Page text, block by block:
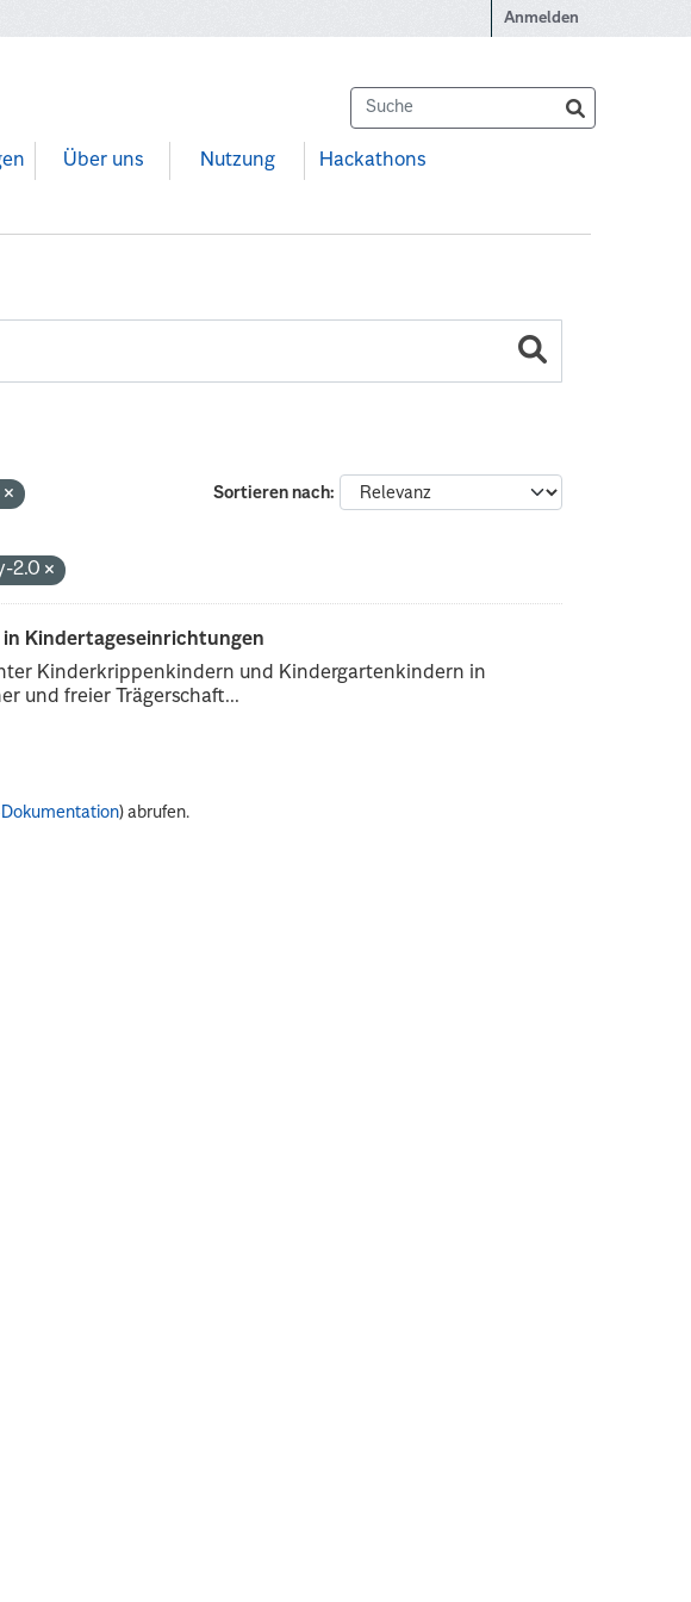
Anmelden
Über uns Nutzung Hackathons
Sortieren nach
2.0
Kindertageseinrichtungen
Kinderkrippenkindern und Kindergartenkindern in
und freier Trägerschaft...
) abrufen.